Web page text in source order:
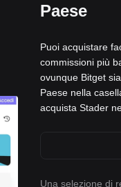
Paese
Puoi acquistare
commissioni più
ovunque Bitget
Paese nella
acquista Stader
Una selezione di